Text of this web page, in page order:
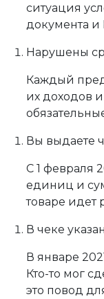
ситуация
документа
Нарушены
Каждый
их доходов
Вы выдаете
С 1 февраля
единиц и
товаре идет
В чеке
В январе
Кто-то мог
это повод